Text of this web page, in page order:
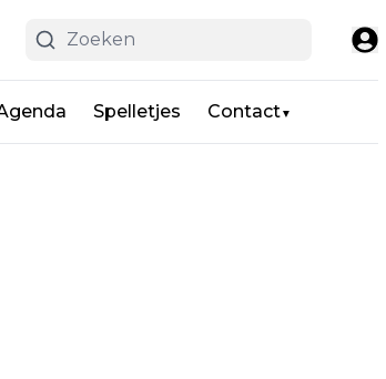
Spelletjes Contact▼